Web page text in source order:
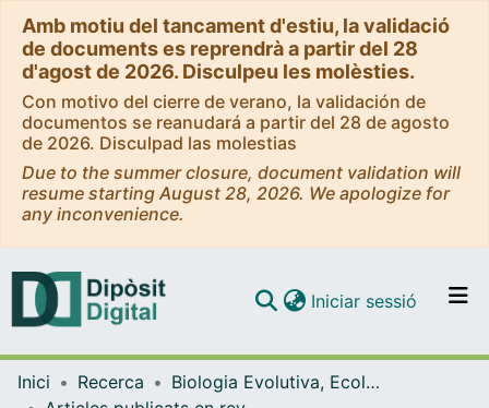
Amb motiu del tancament d'estiu, la validació
de documents es reprendrà a partir del 28
d'agost de 2026. Disculpeu les molèsties.
Con motivo del cierre de verano, la validación de
documentos se reanudará a partir del 28 de agosto
de 2026. Disculpad las molestias
Due to the summer closure, document validation will
resume starting August 28, 2026. We apologize for
any inconvenience.
Navega per tot el DD
Iniciar sessió (current)
Inici Recerca
Biologia Evolutiva, Ecologia i Ciències Ambientals